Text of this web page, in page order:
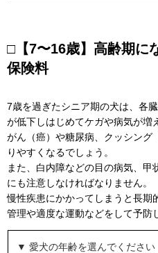
□【7〜16歳】高齢期に
保険料
7歳を過ぎたシニア期の犬は、各
が低下しはじめてケガや病気が増
がん（癌）や糖尿病、クッシング
りやすくなるでしょう。
また、白内障などの目の病気、
にも注意しなければなりません。
慢性疾患にかかってしまうと長期
管理や適度な運動などをして予防
▼ 愛犬の年齢を選んでください